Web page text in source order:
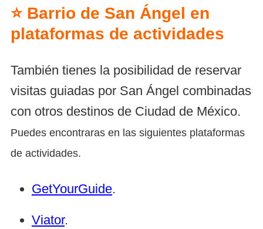
⭐ Barrio de San Ángel en
plataformas de actividades
También tienes la posibilidad de reservar
visitas guiadas por San Ángel combinadas
con otros destinos de Ciudad de México.
Puedes encontraras en las siguientes plataformas
de actividades.
GetYourGuide.
Viator.